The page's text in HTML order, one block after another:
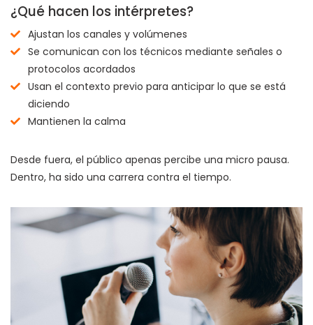
¿Qué hacen los intérpretes?
Ajustan los canales y volúmenes
Se comunican con los técnicos mediante señales o
protocolos acordados
Usan el contexto previo para anticipar lo que se está
diciendo
Mantienen la calma
Desde fuera, el público apenas percibe una micro pausa.
Dentro, ha sido una carrera contra el tiempo.